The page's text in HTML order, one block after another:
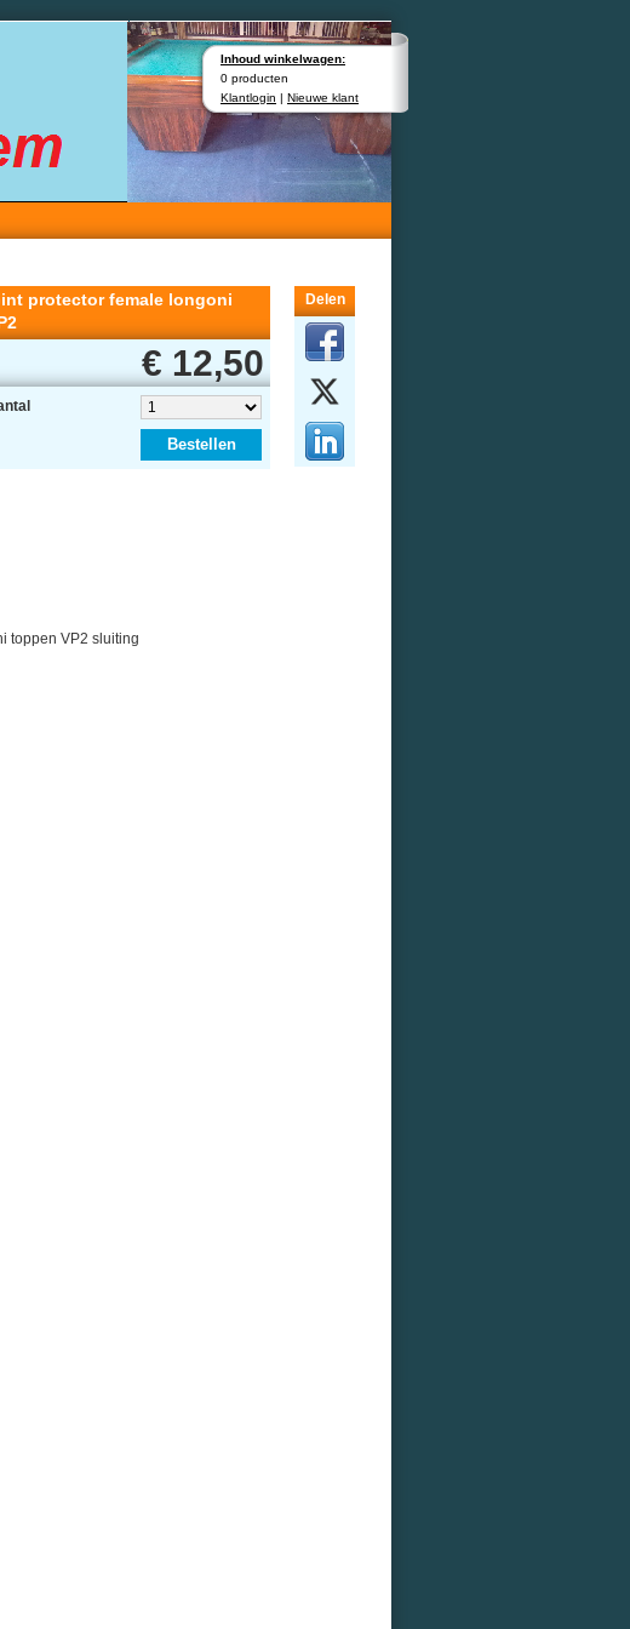
Inhoud winkelwagen:
0 producten
Klantlogin | Nieuwe klant
protector female longoni
€ 12,50
Bestellen
Delen
toppen VP2 sluiting